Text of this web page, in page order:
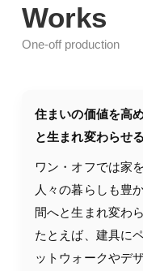
Works
One-off production
住まいの価値を高
と生まれ変わらせ
ワン・オフでは家
人々の暮らしも豊
間へと生まれ変わ
たとえば、建具に
ットウォークやデ